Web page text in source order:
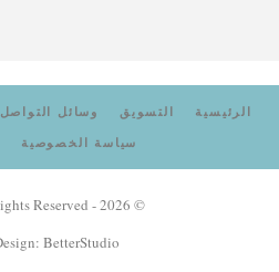
الرئيسية التسويق وسائل
سياسة الخصوصية
© 2026 - emktiv. All Rights Reserved.
BetterStudio